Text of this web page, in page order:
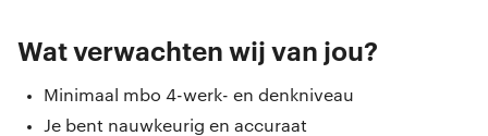
Wat verwachten wij van jou?
Minimaal mbo 4-werk- en denkniveau
Je bent nauwkeurig en accuraat